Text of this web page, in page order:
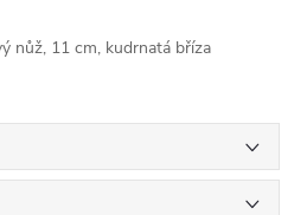
nůž, 11 cm, kudrnatá bříza